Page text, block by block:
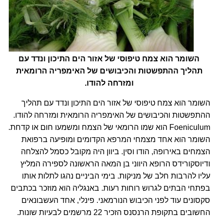
השומר הוא צמח טיפוסי של אזור הים התיכון ונדד עם
תהליך ההתפשטות והכיבושים של האימפריה הרומאית
ומזרחה להודו.
השומר הוא צמח טיפוסי של אזור הים התיכון ונדד עם תהליך
ההתפשטות והכיבושים של האימפריה הרומאית ומזרחה להודו.
Foeniculum הוא שמו הרומאי של הצמח ומשמעו חום או קדחת.
השומר הוא אחד מצמחי המרפא הקדומים ומופיעה ברפואת
הצמחים באירופה, הודו וסין. ביוון היה מקובל כסמל להצלחה
ודיוסקורידס הרופא היווני בן המאה הראשונה לספירה המליץ
עליו להרבות חלב של מניקות. בימי הביניים נהגו לתלות אותו
בפתחי הבתים לגרוש רוחות רעות. באנגליה הוא מוזכר בכתבים
סקסונים עוד לפני הכיבוש הנורמאני. פינלי, אחד העשבונאים
החשובים בתקופת הרנסנס הזכיר 22 מרשמים לבעיות שונות.